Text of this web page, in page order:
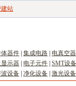
站
器件 集成电路
电真空
示器
电子元件 SMT设备
波设备 净化设备 激光设备